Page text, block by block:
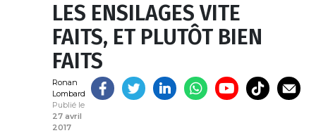
LES ENSILAGES VITE
FAITS, ET PLUTÔT BIEN
FAITS
Ronan
Lombard
Publié le
27 avril
2017